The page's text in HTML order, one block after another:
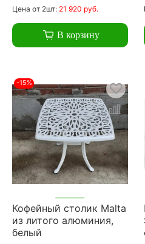
Цена от 2шт: 21 920 руб.
В корзину
-15%
Кофейный столик Malta
из литого алюминия,
белый